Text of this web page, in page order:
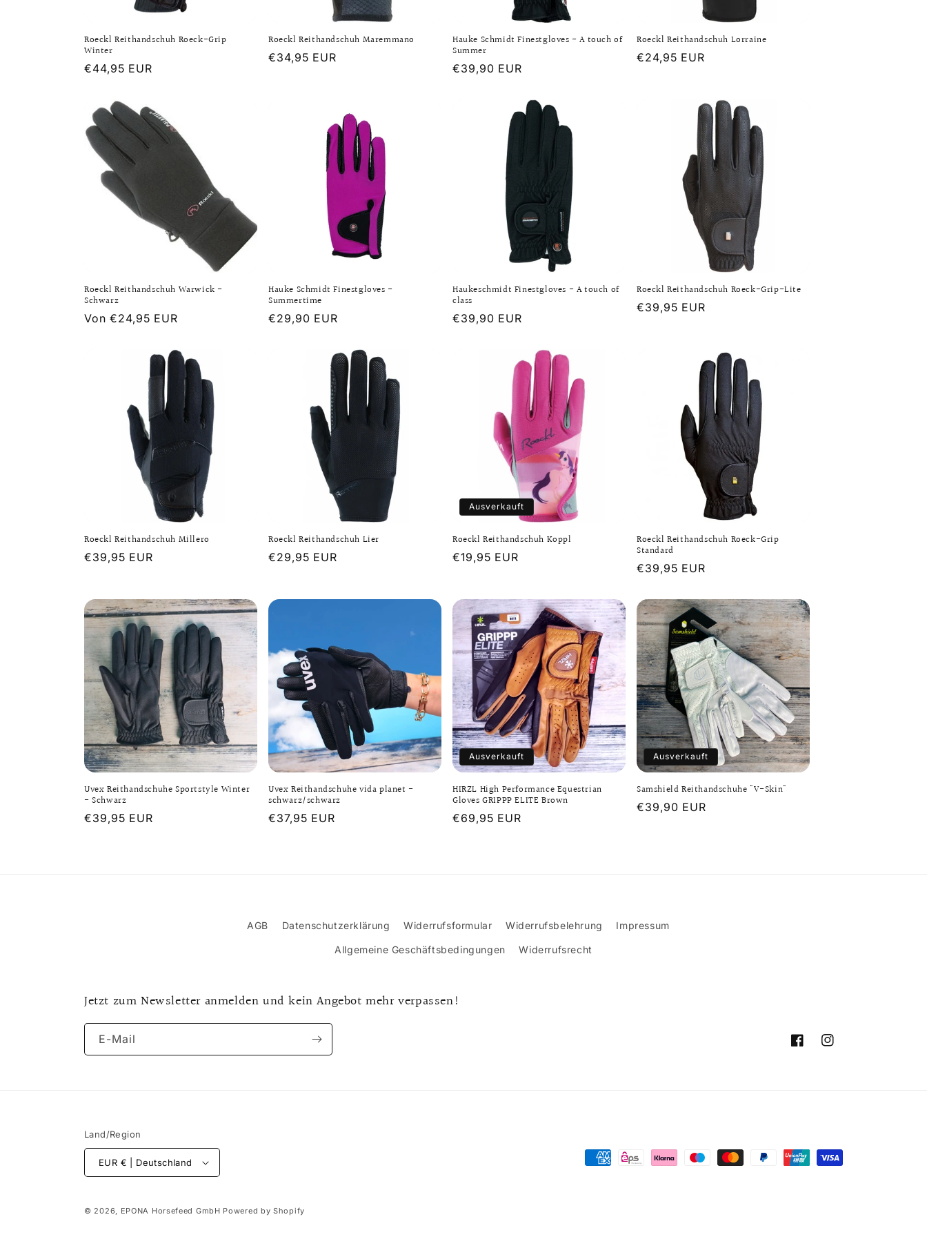
i
e
:
Roeckl Reithandschuh Roeck-Grip
Winter
Normaler
€44,95 EUR
Roeckl Reithandschuh Maremmano
Normaler
€34,95 EUR
Hauke Schmidt Finestgloves - A touch of
Summer
Normaler
€39,90 EUR
Roeckl Reithandschuh Lorraine
Normaler
€24,95 EUR
Roeckl Reithandschuh Warwick -
Schwarz
Normaler
Von €24,95 EUR
Hauke Schmidt Finestgloves -
Summertime
Normaler
€29,90 EUR
Haukeschmidt Finestgloves - A touch of
class
Normaler
€39,90 EUR
Roeckl Reithandschuh Roeck-Grip-Lite
Normaler
€39,95 EUR
Roeckl Reithandschuh Millero
Normaler
€39,95 EUR
Roeckl Reithandschuh Lier
Normaler
€29,95 EUR
Ausverkauft
Roeckl Reithandschuh Koppl
Normaler
€19,95 EUR
Roeckl Reithandschuh Roeck-Grip
Standard
Normaler
€39,95 EUR
Uvex Reithandschuhe Sportstyle Winter
- Schwarz
Normaler
€39,95 EUR
Uvex Reithandschuhe vida planet -
schwarz/schwarz
Normaler
€37,95 EUR
Ausverkauft
HIRZL High Performance Equestrian
Gloves GRIPPP ELITE Brown
Normaler
€69,95 EUR
Ausverkauft
Samshield Reithandschuhe "V-Skin"
Normaler
€39,90 EUR
AGB Datenschutzerklärung Widerrufsformular Widerrufsbelehrung Impressum
Allgemeine Geschäftsbedingungen Widerrufsrecht
Jetzt zum Newsletter anmelden und kein Angebot mehr verpassen!
E-Mail
FacebookInstagram
Land/Region
EUR € | Deutschland Zahlungsmethoden
© 2026, EPONA Horsefeed GmbH Powered by Shopify